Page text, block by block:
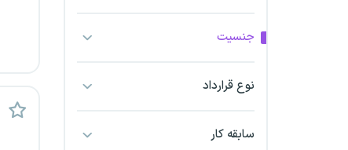
اراک
اردبیل
جنسیت
نوع قرارداد
سابقه کار